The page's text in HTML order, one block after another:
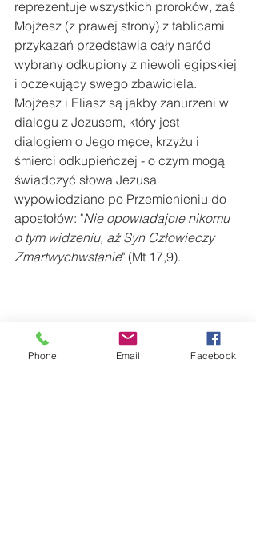
reprezentuje wszystkich proroków, zaś
Mojżesz (z prawej strony) z tablicami
przykazań przedstawia cały naród
wybrany odkupiony z niewoli egipskiej
i oczekujący swego zbawiciela.
Mojżesz i Eliasz są jakby zanurzeni w
dialogu z Jezusem, który jest
dialogiem o Jego męce, krzyżu i
śmierci odkupieńczej - o czym mogą
świadczyć słowa Jezusa
wypowiedziane po Przemienieniu do
apostołów: "Nie opowiadajcie nikomu
o tym widzeniu, aż Syn Człowieczy
Zmartwychwstanie" (Mt 17,9).
Phone Email Facebook